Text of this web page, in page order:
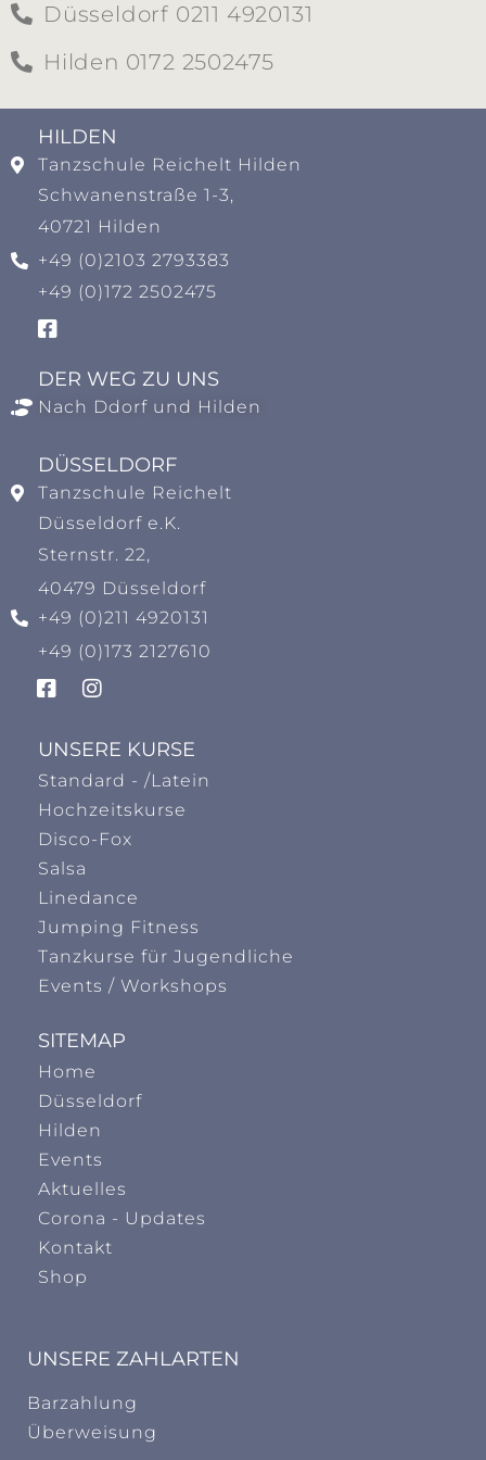
Düsseldorf 0211 4920131
Hilden 0172 2502475
HILDEN​
Tanzschule Reichelt Hilden
Schwanenstraße 1-3,
40721 Hilden
+49 (0)2103 2793383
+49 (0)172 2502475
DER WEG ZU UNS
Nach Ddorf und Hilden
DÜSSELDORF
Tanzschule Reichelt
Düsseldorf e.K.
Sternstr. 22,
40479 Düsseldorf
+49 (0)211 4920131
+49 (0)173 2127610
SITEMAP
Home
Düsseldorf
Hilden
Events
Aktuelles
Corona - Updates
Kontakt
Shop
UNSERE KURSE
Standard - /Latein
Hochzeitskurse
Disco-Fox
Salsa
Linedance
Jumping Fitness
Tanzkurse für Jugendliche
Events / Workshops
UNSERE ZAHLARTEN
Barzahlung
Überweisung